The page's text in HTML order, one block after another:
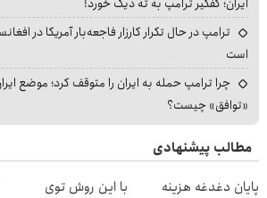
ترامپ در حال تکرار کارزار فاجعه‌بار آمریکا در
است
چرا ترامپ حمله به ایران را متوقف کرد؛ موضع
«توافق» چیست؟
مطالب پیشنهادی
پایان دغدغه هزینه
با این روش توی